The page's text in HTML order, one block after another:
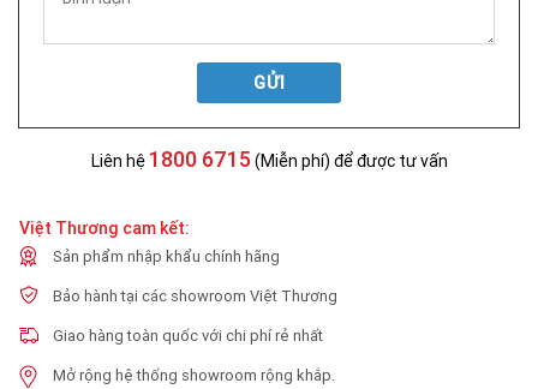
GỬI
Liên hệ 1800 6715 (Miễn phí) để được tư vấn
Việt Thương cam kết:
Sản phẩm nhập khẩu chính hãng
Bảo hành tại các showroom Việt Thương
Giao hàng toàn quốc với chi phí rẻ nhất
Mở rộng hệ thống showroom rộng khắp.